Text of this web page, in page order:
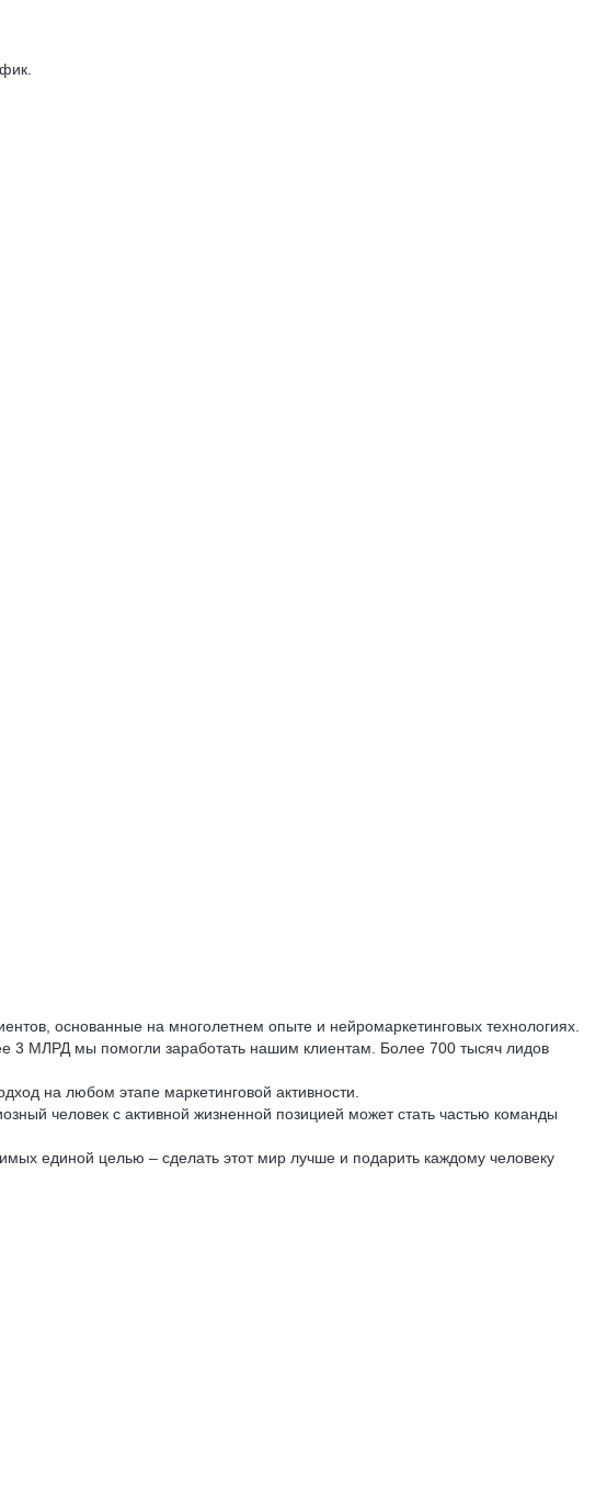
основанные на многолетнем опыте и нейромаркетинговых технологиях.
МЛРД мы помогли заработать нашим клиентам. Более 700 тысяч лидов
на любом этапе маркетинговой активности.
человек с активной жизненной позицией может стать частью команды
единой целью – сделать этот мир лучше и подарить каждому человеку